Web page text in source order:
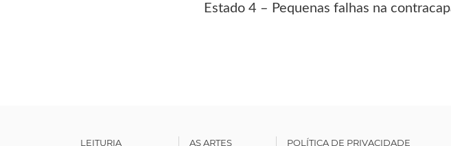
Estado 4 – Pequenas falhas na
LEITURIA AS ARTES POLÍTICA DE PRIVACIDADE